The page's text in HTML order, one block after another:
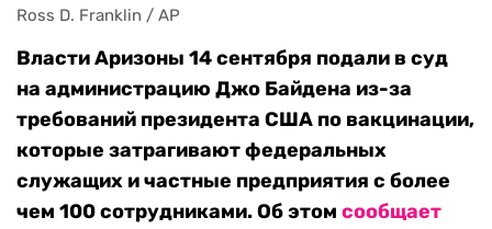
Ross D. Franklin / AP
Власти Аризоны 14 сентября подали в суд
на администрацию Джо Байдена из-за
требований президента США по вакцинации,
которые затрагивают федеральных
служащих и частные предприятия с более
чем 100 сотрудниками. Об этом сообщает